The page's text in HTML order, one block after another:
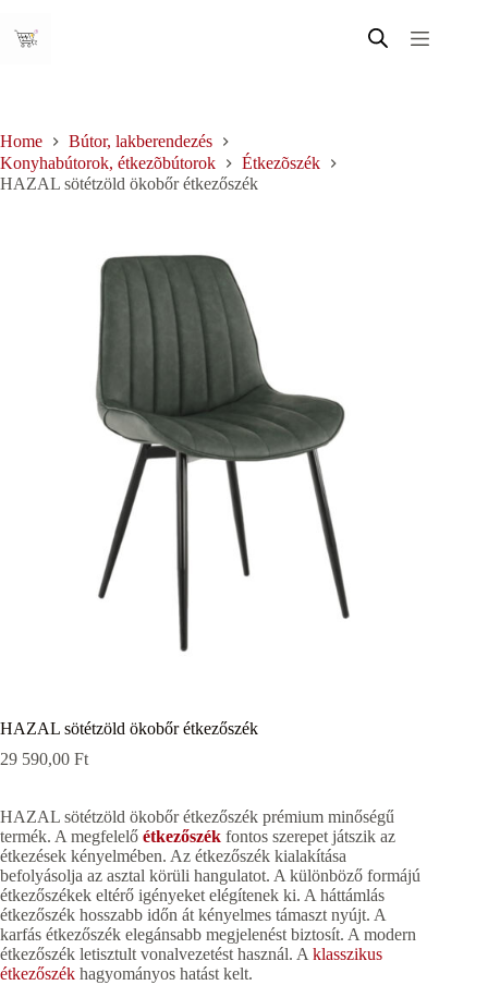
content
Home
Bútor, lakberendezés
Konyhabútorok, étkezõbútorok
Étkezõszék
HAZAL sötétzöld ökobőr étkezőszék
HAZAL sötétzöld ökobőr étkezőszék
29 590,00 Ft
HAZAL sötétzöld ökobőr étkezőszék prémium minőségű
termék. A megfelelő étkezőszék fontos szerepet játszik az
étkezések kényelmében. Az étkezőszék kialakítása
befolyásolja az asztal körüli hangulatot. A különböző formájú
étkezőszékek eltérő igényeket elégítenek ki. A háttámlás
étkezőszék hosszabb időn át kényelmes támaszt nyújt. A
karfás étkezőszék elegánsabb megjelenést biztosít. A modern
étkezőszék letisztult vonalvezetést használ. A klasszikus
étkezőszék hagyományos hatást kelt.